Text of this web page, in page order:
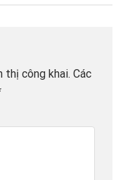
thị công khai. Các